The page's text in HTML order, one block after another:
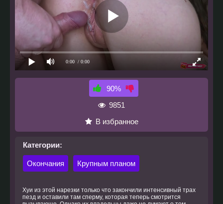
0:00 / 0:00
90%
9851
В избранное
Категории:
Окончания Крупным планом
Хуи из этой нарезки только что закончили интенсивный трах
пезд и оставили там сперму, которая теперь смотрится